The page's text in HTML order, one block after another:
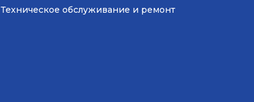
Техническое обслуживание и ремонт